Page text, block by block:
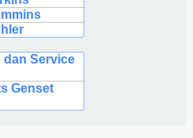
dan Service
Genset